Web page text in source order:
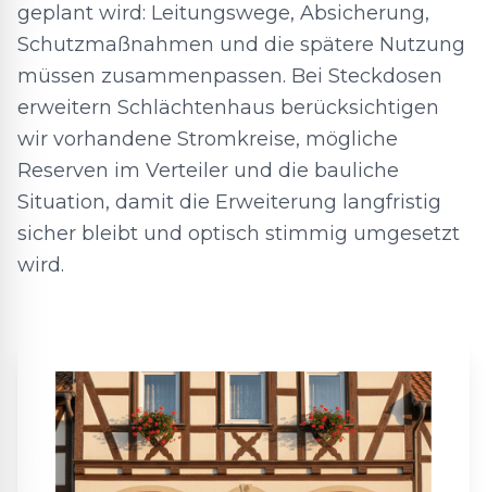
geplant wird: Leitungswege, Absicherung,
Schutzmaßnahmen und die spätere Nutzung
müssen zusammenpassen. Bei Steckdosen
erweitern Schlächtenhaus berücksichtigen
wir vorhandene Stromkreise, mögliche
Reserven im Verteiler und die bauliche
Situation, damit die Erweiterung langfristig
sicher bleibt und optisch stimmig umgesetzt
wird.